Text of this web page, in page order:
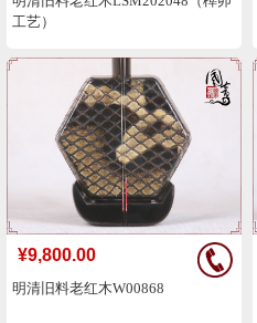
工艺）
明清旧料老红木W00868
¥9,800.00